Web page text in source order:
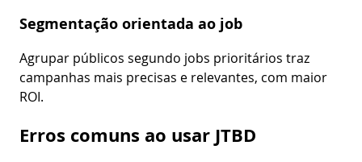
Segmentação orientada ao job
Agrupar públicos segundo jobs prioritários traz
campanhas mais precisas e relevantes, com maior
ROI.
Erros comuns ao usar JTBD